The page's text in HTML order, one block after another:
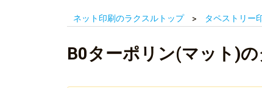
ネット印刷のラクスルトップ タペストリー
B0ターポリン(マット)